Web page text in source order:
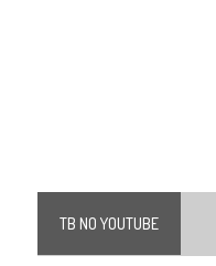
TB NO YOUTUBE